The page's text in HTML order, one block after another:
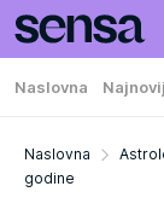
Naslovna
Naslovna
godine